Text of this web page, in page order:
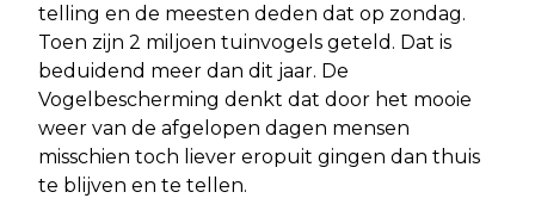
telling en de meesten deden dat op zondag.
Toen zijn 2 miljoen tuinvogels geteld. Dat is
beduidend meer dan dit jaar. De
Vogelbescherming denkt dat door het mooie
weer van de afgelopen dagen mensen
misschien toch liever eropuit gingen dan thuis
te blijven en te tellen.